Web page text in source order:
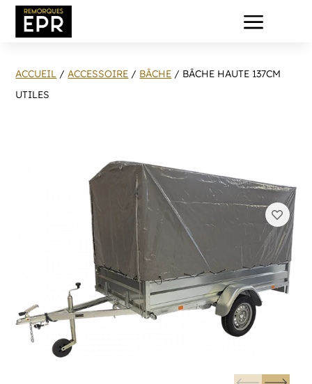
a
ACCUEIL /ACCESSOIRE / BÂCHE / BÂCHE HAUTE 137CM
UTILES